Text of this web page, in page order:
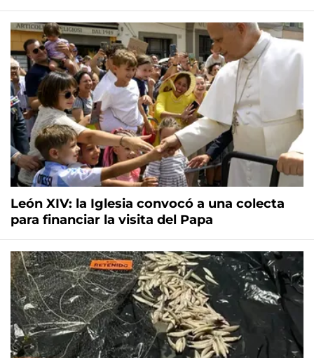
León XIV: la Iglesia convocó a una colecta
para financiar la visita del Papa